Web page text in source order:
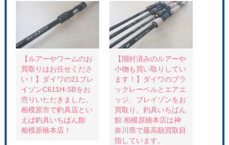
て
t
e
r
共
有
(
新
し
い
ウ
ィ
ン
ド
ウ
で
開
o
k
で
有
る
は
ク
リ
ッ
ク
し
て
く
だ
さ
い
(
新
て
P
e
t
で
共
有
(
新
し
い
ウ
ィ
ン
ド
【ルアーやワームのお
買取りはお任せくださ
い！】ダイワの21ブレ
イゾンC611H-SBをお
売りいただきました。
相模原市で釣具店とい
えば釣具いちばん館
相模原橋本店！
【開封済みのルアーや
小物も買い取りしてい
ます！】ダイワのブラ
ックレーベルとエアエ
ッジ、ブレイゾンをお
買取り。釣具いちばん
館 相模原橋本店は神
奈川県で最高額買取目
指しています。